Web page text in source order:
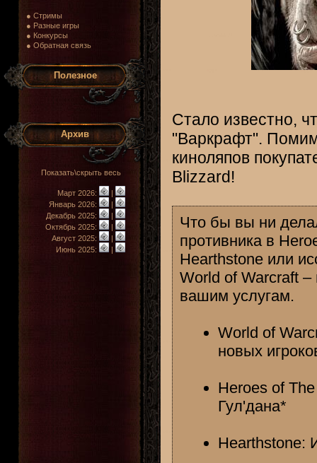
● Стримы
● Разные игры
● Конкурсы
● Обратная связь
Полезное
Архив
Показать\скрыть весь
Март 2026:
|
Январь 2026:
|
Декабрь 2025:
|
Октябрь 2025:
|
Август 2025:
|
Июнь 2025:
|
Стало известно,
"Варкрафт".
киноляпов
Blizzard!
Что бы вы ни
противника в
Hearthstone или
World of Warcraft –
вашим услугам.
World of
новых
Heroes оf
Гул'дана*
Hearthstone: